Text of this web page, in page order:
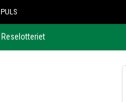
PULS
Reselotteriet